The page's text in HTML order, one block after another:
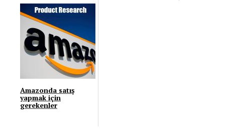
Amazonda satış
yapmak için
gerekenler